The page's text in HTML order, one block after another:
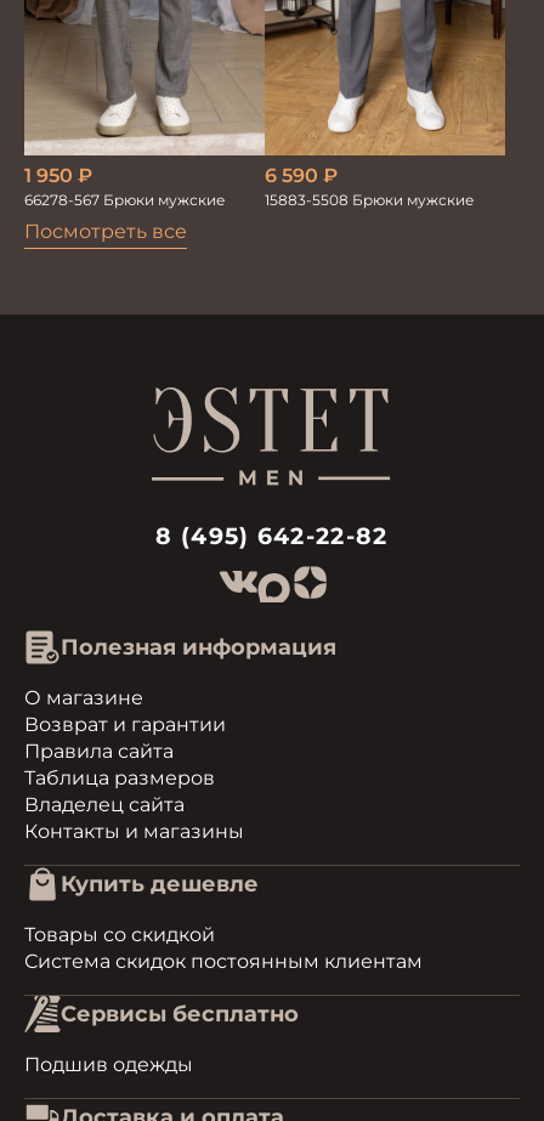
Посмотреть все
1 950 ₽
66278-567 Брюки мужские
6 590 ₽
15883-5508 Брюки мужские
8 (495) 642-22-82
Полезная информация
О магазине
Возврат и гарантии
Правила сайта
Таблица размеров
Владелец сайта
Контакты и магазины
Купить дешевле
Товары со скидкой
Система скидок постоянным клиентам
Сервисы бесплатно
Подшив одежды